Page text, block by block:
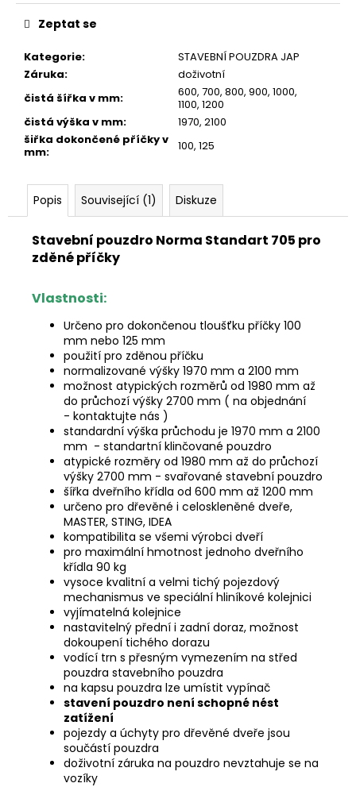
Kategorie:
STAVEBNÍ POUZDRA JAP
Záruka:
doživotní
čistá šířka v mm: 600, 700, 800, 900, 1000,
1100, 1200
čistá výška v mm:
1970, 2100
šiřka dokončené příčky v
mm: 100, 125
Zeptat se
Popis Související (1) Diskuze
Stavební pouzdro Norma Standart 705 pro
zděné příčky
Vlastnosti:
Určeno pro dokončenou tloušťku příčky 100
mm nebo 125 mm
použití pro zděnou příčku
normalizované výšky 1970 mm a 2100 mm
možnost atypických rozměrů od 1980 mm až
do průchozí výšky 2700 mm ( na objednání
- kontaktujte nás )
standardní výška průchodu je 1970 mm a 2100
mm - standartní klinčované pouzdro
atypické rozměry od 1980 mm až do průchozí
výšky 2700 mm - svařované stavební pouzdro
šířka dveřního křídla od 600 mm až 1200 mm
určeno pro dřevěné i celoskleněné dveře,
MASTER, STING, IDEA
kompatibilita se všemi výrobci dveří
pro maximální hmotnost jednoho dveřního
křídla 90 kg
vysoce kvalitní a velmi tichý pojezdový
mechanismus ve speciální hliníkové kolejnici
vyjímatelná kolejnice
nastavitelný přední i zadní doraz, možnost
dokoupení tichého dorazu
vodící trn s přesným vymezením na střed
pouzdra stavebního pouzdra
na kapsu pouzdra lze umístit vypínač
stavení pouzdro není schopné nést
zatížení
pojezdy a úchyty pro dřevěné dveře jsou
součástí pouzdra
doživotní záruka na pouzdro nevztahuje se na
vozíky